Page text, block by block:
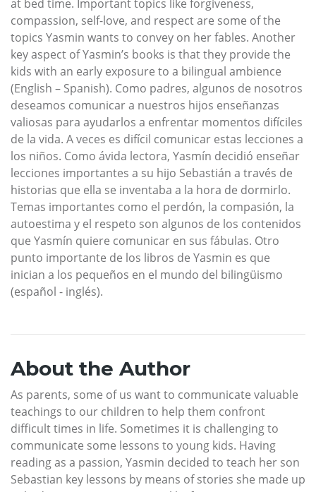
at bed time. Important topics like forgiveness,
compassion, self-love, and respect are some of the
topics Yasmin wants to convey on her fables. Another
key aspect of Yasmin’s books is that they provide the
kids with an early exposure to a bilingual ambience
(English – Spanish). Como padres, algunos de nosotros
deseamos comunicar a nuestros hijos enseñanzas
valiosas para ayudarlos a enfrentar momentos difíciles
de la vida. A veces es difícil comunicar estas lecciones a
los niños. Como ávida lectora, Yasmín decidió enseñar
lecciones importantes a su hijo Sebastián a través de
historias que ella se inventaba a la hora de dormirlo.
Temas importantes como el perdón, la compasión, la
autoestima y el respeto son algunos de los contenidos
que Yasmín quiere comunicar en sus fábulas. Otro
punto importante de los libros de Yasmin es que
inician a los pequeños en el mundo del bilingüismo
(español - inglés).
About the Author
As parents, some of us want to communicate valuable
teachings to our children to help them confront
difficult times in life. Sometimes it is challenging to
communicate some lessons to young kids. Having
reading as a passion, Yasmin decided to teach her son
Sebastian key lessons by means of stories she made up